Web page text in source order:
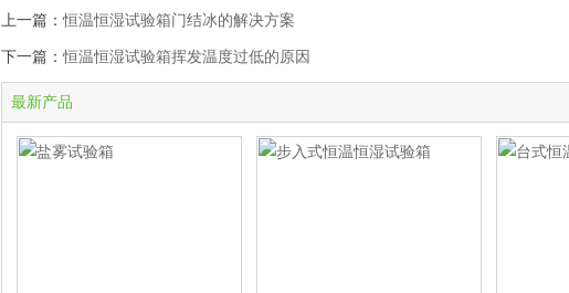
上一篇：恒温恒湿试验箱门结冰的解决方案
下一篇：恒温恒湿试验箱挥发温度过低的原因
最新产品